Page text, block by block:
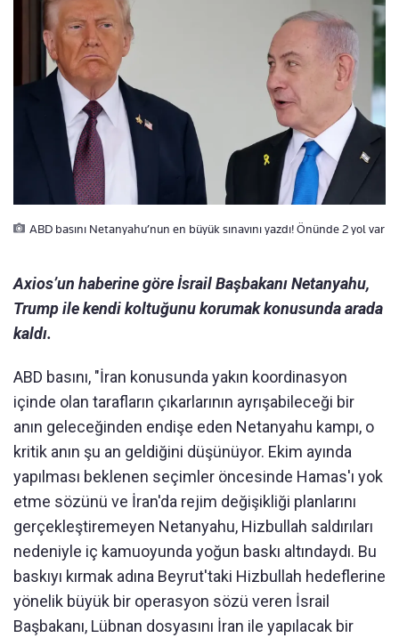
ABD basını Netanyahu’nun en büyük sınavını yazdı! Önünde 2 yol var
Axios’un haberine göre İsrail Başbakanı Netanyahu,
Trump ile kendi koltuğunu korumak konusunda arada
kaldı.
ABD basını, "İran konusunda yakın koordinasyon
içinde olan tarafların çıkarlarının ayrışabileceği bir
anın geleceğinden endişe eden Netanyahu kampı, o
kritik anın şu an geldiğini düşünüyor. Ekim ayında
yapılması beklenen seçimler öncesinde Hamas'ı yok
etme sözünü ve İran'da rejim değişikliği planlarını
gerçekleştiremeyen Netanyahu, Hizbullah saldırıları
nedeniyle iç kamuoyunda yoğun baskı altındaydı. Bu
baskıyı kırmak adına Beyrut'taki Hizbullah hedeflerine
yönelik büyük bir operasyon sözü veren İsrail
Başbakanı, Lübnan dosyasını İran ile yapılacak bir